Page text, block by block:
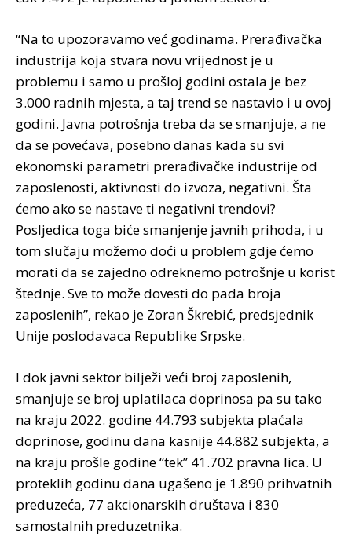
“Na to upozoravamo već godinama. Prerađivačka
industrija koja stvara novu vrijednost je u
problemu i samo u prošloj godini ostala je bez
3.000 radnih mjesta, a taj trend se nastavio i u ovoj
godini. Javna potrošnja treba da se smanjuje, a ne
da se povećava, posebno danas kada su svi
ekonomski parametri prerađivačke industrije od
zaposlenosti, aktivnosti do izvoza, negativni. Šta
ćemo ako se nastave ti negativni trendovi?
Posljedica toga biće smanjenje javnih prihoda, i u
tom slučaju možemo doći u problem gdje ćemo
morati da se zajedno odreknemo potrošnje u korist
štednje. Sve to može dovesti do pada broja
zaposlenih”, rekao je Zoran Škrebić, predsjednik
Unije poslodavaca Republike Srpske.
I dok javni sektor bilježi veći broj zaposlenih,
smanjuje se broj uplatilaca doprinosa pa su tako
na kraju 2022. godine 44.793 subjekta plaćala
doprinose, godinu dana kasnije 44.882 subjekta, a
na kraju prošle godine “tek” 41.702 pravna lica. U
proteklih godinu dana ugašeno je 1.890 prihvatnih
preduzeća, 77 akcionarskih društava i 830
samostalnih preduzetnika.